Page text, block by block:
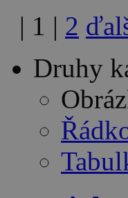
| 1 | 2
Druhy